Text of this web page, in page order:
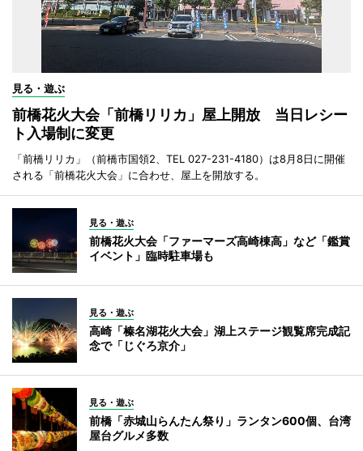
見る・遊ぶ
前橋花火大会「前橋リリカ」屋上開放 当日レシー
ト入場制に変更
「前橋リリカ」（前橋市国領2、TEL 027-231-4180）は8月8日に開催
される「前橋花火大会」に合わせ、屋上を開放する。
見る・遊ぶ
前橋花火大会「ファーマーズ高崎棟高」など「鑑賞
イベント」臨時駐車場も
見る・遊ぶ
高崎「榛名湖花火大会」湖上ステージ観覧席完成記
念で「じぐろ京介」
見る・遊ぶ
前橋「赤城山らんたん祭り」ランタン600個、台湾
屋台グルメ多数